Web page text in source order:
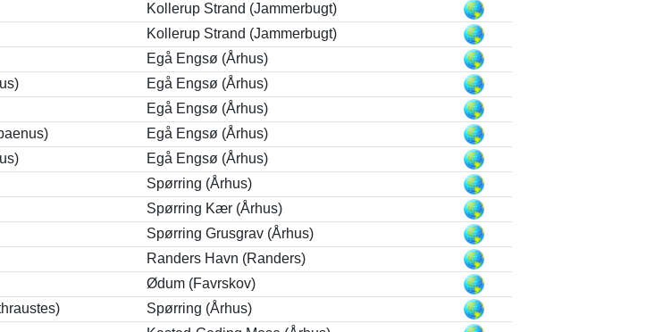
Kollerup Strand (Jammerbugt)
Kollerup Strand (Jammerbugt)
Egå Engsø (Århus)
Egå Engsø (Århus)
Egå Engsø (Århus)
Egå Engsø (Århus)
Egå Engsø (Århus)
Spørring (Århus)
Spørring Kær (Århus)
Spørring Grusgrav (Århus)
Randers Havn (Randers)
Ødum (Favrskov)
Spørring (Århus)